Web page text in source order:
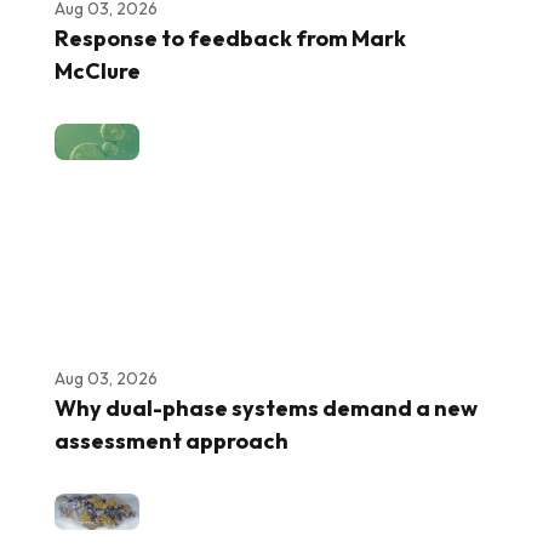
Aug 03, 2026
Response to feedback from Mark
McClure
Aug 03, 2026
Why dual-phase systems demand a new
assessment approach